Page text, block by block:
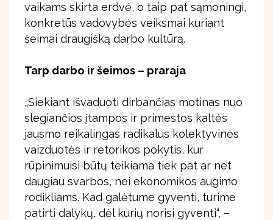
vaikams skirta erdvė, o taip pat sąmoningi,
konkretūs vadovybės veiksmai kuriant
šeimai draugišką darbo kultūrą.
Tarp darbo ir šeimos – praraja
„Siekiant išvaduoti dirbančias motinas nuo
slegiančios įtampos ir primestos kaltės
jausmo reikalingas radikalus kolektyvinės
vaizduotės ir retorikos pokytis, kur
rūpinimuisi būtų teikiama tiek pat ar net
daugiau svarbos, nei ekonomikos augimo
rodikliams. Kad galėtume gyventi, turime
patirti dalykų, dėl kurių norisi gyventi“, –